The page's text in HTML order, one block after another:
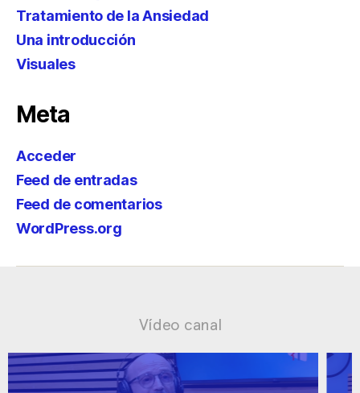
Tratamiento de la Ansiedad
Una introducción
Visuales
Meta
Acceder
Feed de entradas
Feed de comentarios
WordPress.org
Vídeo canal